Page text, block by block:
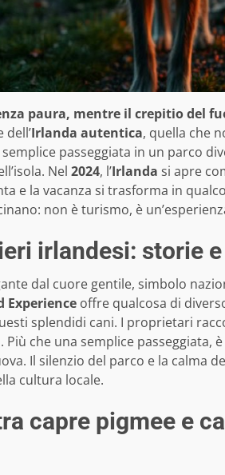
paura, mentre il crepitio del
dell’Irlanda autentica, quella che
passeggiata in un parco
Nel 2024, l’Irlanda si apre
e la vacanza si trasforma in
non è turismo, è
irlandesi: storie
dal cuore gentile, simbolo
Experience offre qualcosa di
splendidi cani. I proprietari
Più che una semplice
Il silenzio del parco e la calma
cultura locale.
capre pigmee e